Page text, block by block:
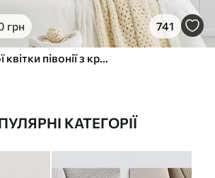
грн 741
Крупний план білої квітки півонії з крапельками води на пелюстках на розмитому фоні
КАТЕГОРІЇ